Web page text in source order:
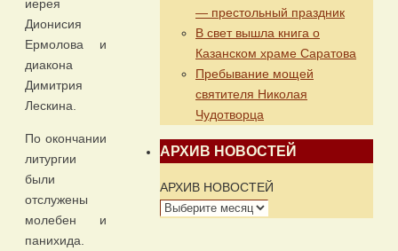
иерея
Дионисия
Ермолова и
диакона
Димитрия
Лескина.
По окончании
литургии
были
отслужены
молебен и
панихида.
— престольный праздник
В свет вышла книга о
Казанском храме Саратова
Пребывание мощей
святителя Николая
Чудотворца
АРХИВ НОВОСТЕЙ
АРХИВ НОВОСТЕЙ